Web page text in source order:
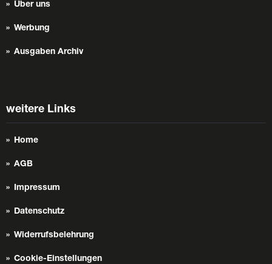
Über uns
Werbung
Ausgaben Archiv
weitere Links
Home
AGB
Impressum
Datenschutz
Widerrufsbelehrung
Cookie-Einstellungen